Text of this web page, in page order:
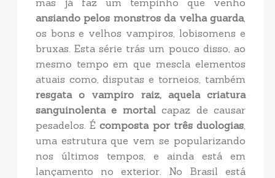
ansiando pelos monstros da velha guarda,
os bons e velhos vampiros, lobisomens e
bruxas. Esta série trás um pouco disso, ao
mesmo tempo em que mescla elementos
atuais como, disputas e torneios, também
resgata o vampiro raiz, aquela criatura
sanguinolenta e mortalcapaz de causar
pesadelos. Écomposta por três duologias
uma estrutura que vem se popularizando
nos últimos tempos, e ainda está em
lançamento no exterior. No Brasil está